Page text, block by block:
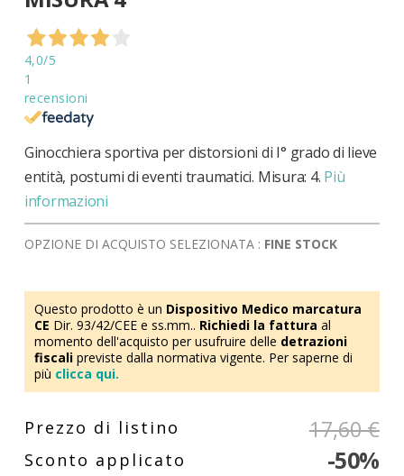
4,0/5
1
recensioni
Ginocchiera sportiva per distorsioni di I° grado di lieve
entità, postumi di eventi traumatici. Misura: 4. Più
informazioni
OPZIONE DI ACQUISTO SELEZIONATA : FINE STOCK
Questo prodotto è un Dispositivo Medico marcatura
CE Dir. 93/42/CEE e ss.mm.. Richiedi la fattura al
momento dell'acquisto per usufruire delle detrazioni
fiscalipreviste dalla normativa vigente. Per saperne di
più clicca qui.
17,60 €
-50%